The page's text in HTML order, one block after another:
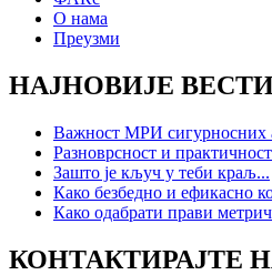
О нама
Преузми
НАЈНОВИЈЕ
Важност МРИ сигурносних
Разноврсност и
Зашто је кључ у теби краљ...
Како безбедно и ефикасно
Како одабрати прави
КОНТАКТИРАЈТЕ